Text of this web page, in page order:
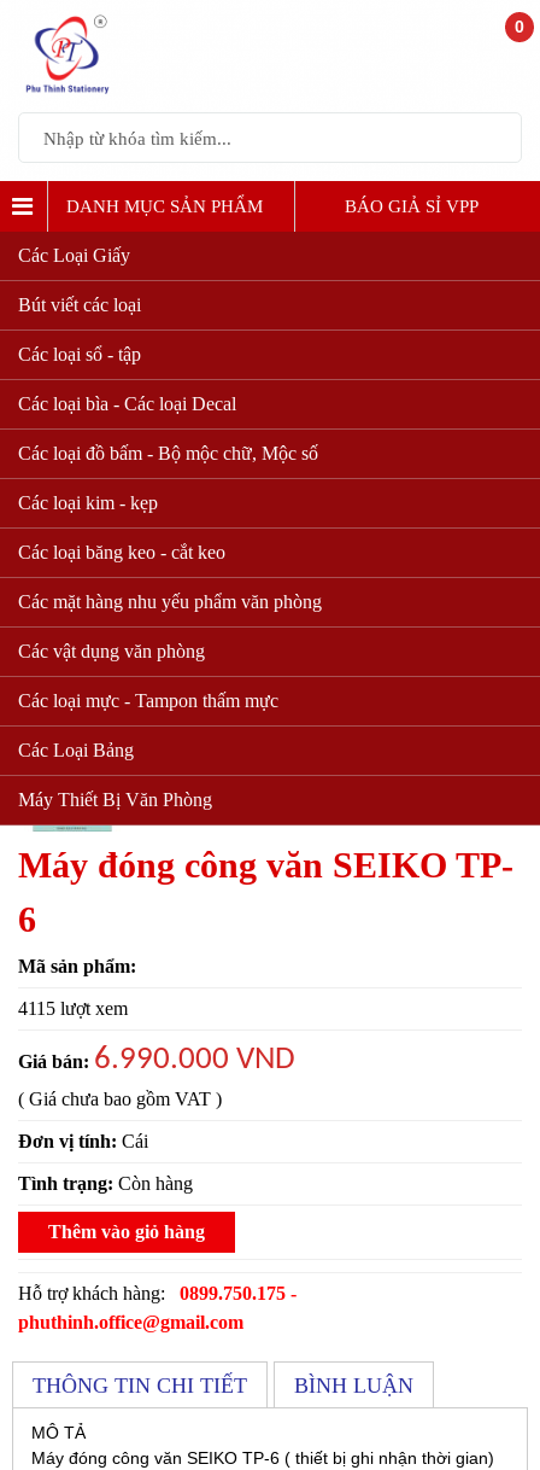
DANH MỤC SẢN PHẨM BÁO GIẢ SỈ VPP
Các Loại Giấy
Bút viết các loại
Các loại sổ - tập
Các loại bìa - Các loại Decal
Các loại đồ bấm - Bộ mộc chữ, Mộc số
Các loại kim - kẹp
Các loại băng keo - cắt keo
Các mặt hàng nhu yếu phẩm văn phòng
Các vật dụng văn phòng
Các loại mực - Tampon thấm mực
Các Loại Bảng
Máy Thiết Bị Văn Phòng
Máy đóng công văn SEIKO TP-
6
Mã sản phẩm:
4115 lượt xem
Giá bán: 6.990.000 VND
( Giá chưa bao gồm VAT )
Đơn vị tính: Cái
Tình trạng: Còn hàng
Thêm vào giỏ hàng
Hỗ trợ khách hàng: 0899.750.175 -
phuthinh.office@gmail.com
THÔNG TIN CHI TIẾT BÌNH LUẬN
MÔ TẢ
Máy đóng công văn SEIKO TP-6 ( thiết bị ghi nhận thời gian)
0